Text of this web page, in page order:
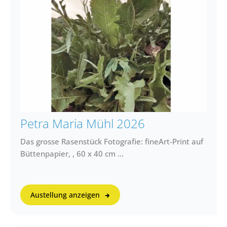
Petra Maria Mühl 2026
Das grosse Rasenstück Fotografie: fineArt-Print auf
Büttenpapier, , 60 x 40 cm …
Austellung anzeigen